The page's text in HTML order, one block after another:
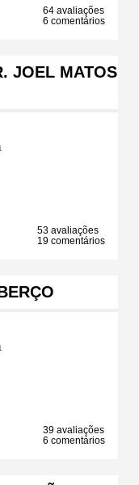
64 avaliações
6 comentários
JOEL MATOS
53 avaliações
19 comentários
39 avaliações
6 comentários